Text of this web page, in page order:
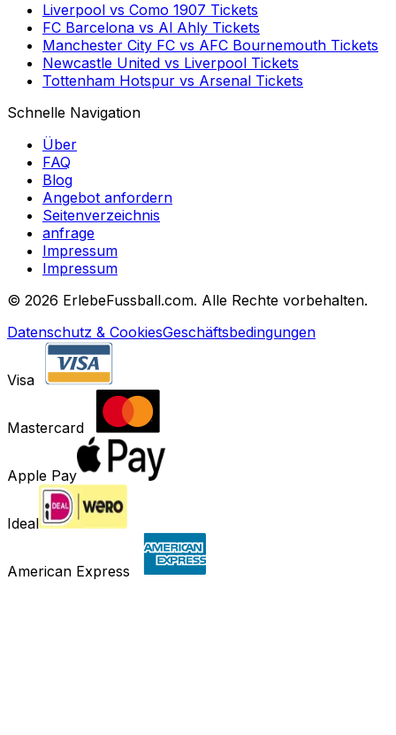
Liverpool vs Como 1907 Tickets
FC Barcelona vs Al Ahly Tickets
Manchester City FC vs AFC Bournemouth Tickets
Newcastle United vs Liverpool Tickets
Tottenham Hotspur vs Arsenal Tickets
Schnelle Navigation
Über
FAQ
Blog
Angebot anfordern
Seitenverzeichnis
anfrage
Impressum
Impressum
© 2026 ErlebeFussball.com. Alle Rechte vorbehalten.
Datenschutz & CookiesGeschäftsbedingungen
Visa
Mastercard
Apple Pay
Ideal
American Express